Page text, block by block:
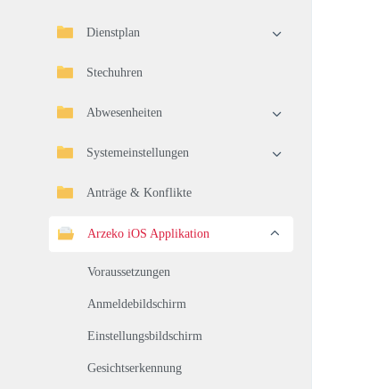
Dienstplan
Stechuhren
Abwesenheiten
Systemeinstellungen
Anträge & Konflikte
Arzeko iOS Applikation
Voraussetzungen
Anmeldebildschirm
Einstellungsbildschirm
Gesichtserkennung